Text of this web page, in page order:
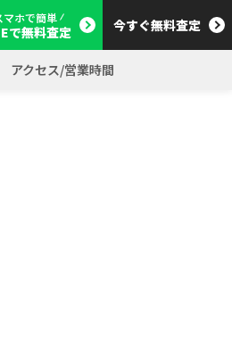
マホで簡単
で無料査定 今すぐ無料査定
アクセス/営業時間